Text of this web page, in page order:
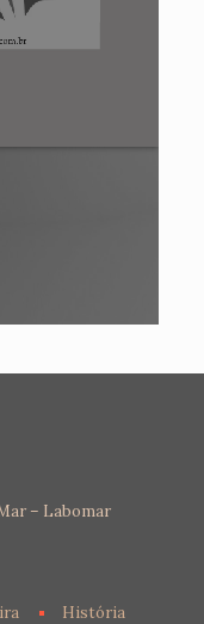
– Labomar
História